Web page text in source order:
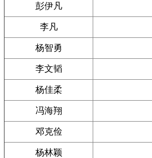
彭伊凡
李凡
杨智勇
李文韬
杨佳柔
冯海翔
邓克俭
杨林颖